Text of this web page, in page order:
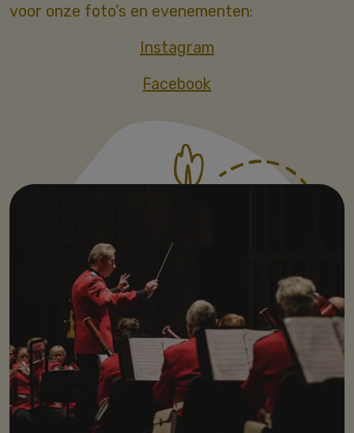
voor onze foto’s en evenementen:
Instagram
Facebook